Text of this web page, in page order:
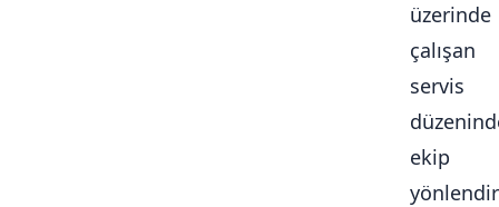
üzerinde
çalışan
servis
ekip